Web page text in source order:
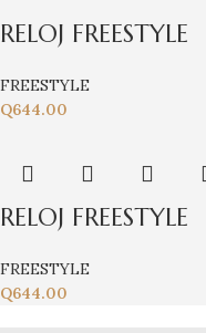
RELOJ FREESTYLE
FREESTYLE
Q644.00
RELOJ FREESTYLE
FREESTYLE
Q644.00